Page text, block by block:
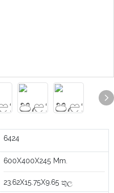
6424
600X400X245 Mm.
23.62X15.75X9.65 තුල